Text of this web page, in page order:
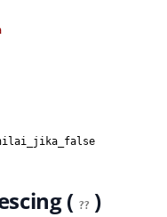
( ?? )